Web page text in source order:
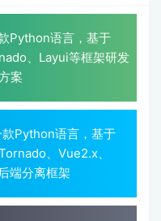
Python语言，基于
、Layui等框架研发
案
Python语言，基于
、Vue2.x、
端分离框架